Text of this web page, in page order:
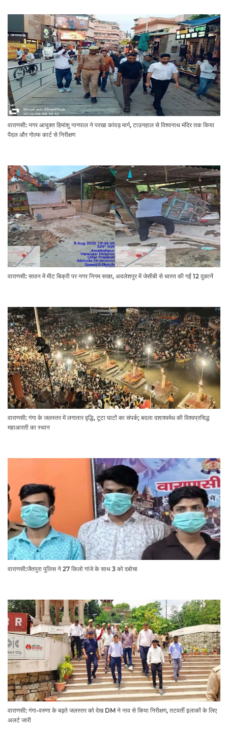
वाराणसी: नगर आयुक्त हिमांशु नागपाल ने परखा कांवड़ मार्ग, टाउनहाल से विश्वनाथ मंदिर तक किया
पैदल और गोल्फ कार्ट से निरीक्षण
वाराणसी: सावन में मीट बिक्री पर नगर निगम सख्त, अवलेशपुर में जेसीबी से ध्वस्त की गईं 12 दुकानें
वाराणसी: गंगा के जलस्तर में लगातार वृद्धि, टूटा घाटों का संपर्क; बदला दशाश्वमेध की विश्वप्रसिद्ध
महाआरती का स्थान
वाराणसी:जैतपुरा पुलिस ने 27 किलो गांजे के साथ 3 को दबोचा
वाराणसी: गंगा-वरुणा के बढ़ते जलस्तर को देख DM ने नाव से किया निरीक्षण, तटवर्ती इलाकों के लिए
अलर्ट जारी